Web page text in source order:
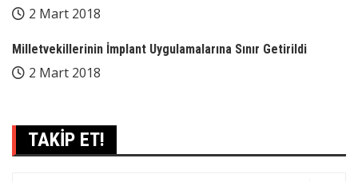
2 Mart 2018
Milletvekillerinin İmplant Uygulamalarına Sınır Getirildi
2 Mart 2018
TAKİP ET!